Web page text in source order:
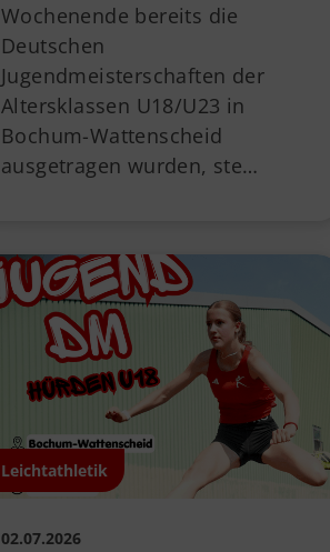
Wochenende bereits die
Deutschen
Jugendmeisterschaften der
Altersklassen U18/U23 in
Bochum-Wattenscheid
ausgetragen wurden, ste…
Leichtathletik
02.07.2026